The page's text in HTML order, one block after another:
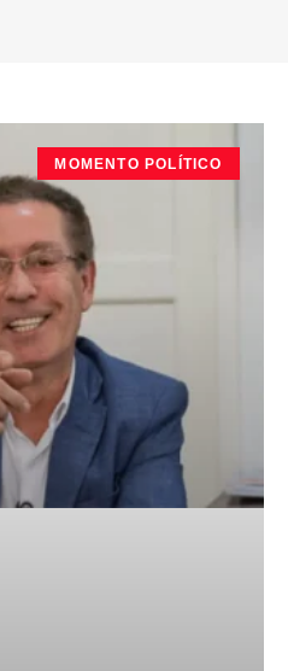
MOMENTO POLÍTICO